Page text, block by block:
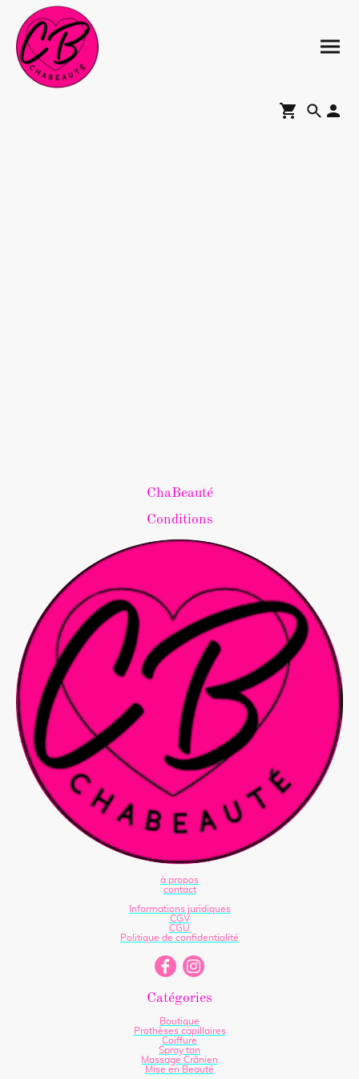
ChaBeauté
Conditions
à propos
contact
Informations juridiques
CGV
CGU
Politique de confidentialité
Catégories
Boutique
Prothèses capillaires
Coiffure
Spray tan
Massage Crânien
Mise en Beauté